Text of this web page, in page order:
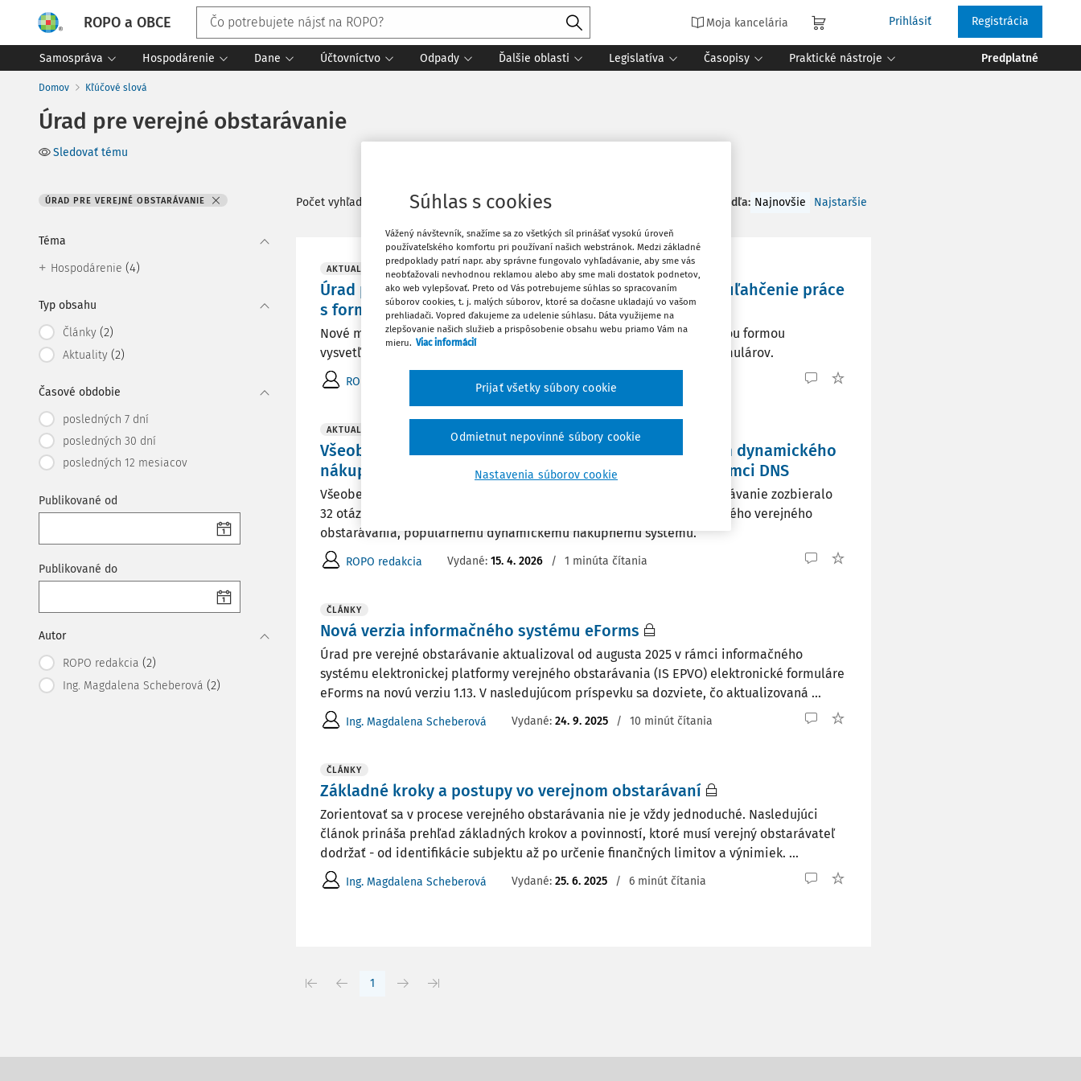
ROPO a OBCE Moja kancelária Prihlásiť Registrácia
Samospráva Hospodárenie Dane Účtovníctvo Odpady Ďalšie oblasti Legislatíva Časopisy Praktické nástroje Predplatné
Domov Kľúčové slová
Úrad pre verejné obstarávanie
Sledovať tému
ÚRAD PRE VEREJNÉ OBSTARÁVANIE
Téma
Hospodárenie (4)
Typ obsahu
Články (2)
Aktuality (2)
Časové obdobie
posledných 7 dní
posledných 30 dní
posledných 12 mesiacov
Publikované od
Publikované do
Autor
ROPO redakcia (2)
Ing. Magdalena Scheberová (2)
Počet vyhľadaných dokumentov:4 Zoradiť podľa: Najnovšie Najstaršie
AKTUALITY
Úrad pre verejné obstarávanie zverejnil infografiky na uľahčenie práce
s formulármi v systéme eForms
Nové materiály dopĺňajú používateľské príručky a prehľadnou grafickou formou
vysvetľujú odporúčané postupy a princípy vypĺňania jednotlivých formulárov.
ROPO redakcia Vydané:14. 7. 2026 / 1 minúta čítania
AKTUALITY
Všeobecné metodické usmernenie k vybraným otázkam dynamického
nákupného systému a postupu zadávania zákaziek v rámci DNS
Všeobecné metodické usmernenie č. 2/2026 Úradu pre verejné obstarávanie zozbieralo
32 otázok z aplikačnej praxe, ktoré sa venujú, v podmienkach slovenského verejného
obstarávania, populárnemu dynamickému nákupnému systému.
ROPO redakcia Vydané: 15. 4. 2026 / 1 minúta čítania
ČLÁNKY
Nová verzia informačného systému eForms
Úrad pre verejné obstarávanie aktualizoval od augusta 2025 v rámci informačného
systému elektronickej platformy verejného obstarávania (IS EPVO) elektronické formuláre
eForms na novú verziu 1.13. V nasledujúcom príspevku sa dozviete, čo aktualizovaná ...
Ing. Magdalena Scheberová Vydané: 24. 9. 2025 / 10 minút čítania
ČLÁNKY
Základné kroky a postupy vo verejnom obstarávaní
Zorientovať sa v procese verejného obstarávania nie je vždy jednoduché. Nasledujúci
článok prináša prehľad základných krokov a povinností, ktoré musí verejný obstarávateľ
dodržať - od identifikácie subjektu až po určenie finančných limitov a výnimiek. ...
Ing. Magdalena Scheberová Vydané: 25. 6. 2025 / 6 minút čítania
1
Súhlas s cookies
Vážený návštevník, snažíme sa zo všetkých síl prinášať vysokú úroveň
používateľského komfortu pri používaní našich webstránok. Medzi základné
predpoklady patrí napr. aby správne fungovalo vyhľadávanie, aby sme vás
neobťažovali nevhodnou reklamou alebo aby sme mali dostatok podnetov,
ako web vylepšovať. Preto od Vás potrebujeme súhlas so spracovaním
súborov cookies, t. j. malých súborov, ktoré sa dočasne ukladajú vo vašom
prehliadači. Vopred ďakujeme za udelenie súhlasu. Dáta využijeme na
zlepšovanie našich služieb a prispôsobenie obsahu webu priamo Vám na
mieru. Viac informácií
Nastavenia súborov cookie
Odmietnut nepovinné súbory cookie
Prijať všetky súbory cookie